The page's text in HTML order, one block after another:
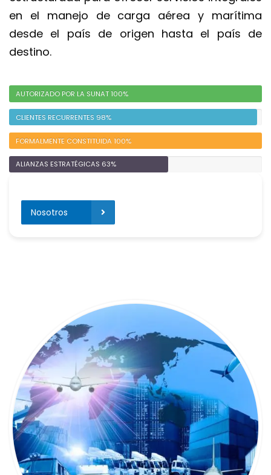
en el manejo de carga aérea y marítima
desde el país de origen hasta el país de
destino.
AUTORIZADO POR LA SUNAT 100%
CLIENTES RECURRENTES 98%
FORMALMENTE CONSTITUIDA 100%
ALIANZAS ESTRATÉGICAS 63%
Nosotros